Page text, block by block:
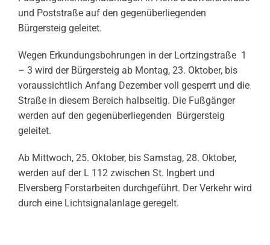
und Poststraße auf den gegenüberliegenden
Bürgersteig geleitet.
Wegen Erkundungsbohrungen in der Lortzingstraße 1
– 3 wird der Bürgersteig ab Montag, 23. Oktober, bis
voraussichtlich Anfang Dezember voll gesperrt und die
Straße in diesem Bereich halbseitig. Die Fußgänger
werden auf den gegenüberliegenden Bürgersteig
geleitet.
Ab Mittwoch, 25. Oktober, bis Samstag, 28. Oktober,
werden auf der L 112 zwischen St. Ingbert und
Elversberg Forstarbeiten durchgeführt. Der Verkehr wird
durch eine Lichtsignalanlage geregelt.